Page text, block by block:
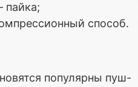
пайка;
способ.
популярны пуш-